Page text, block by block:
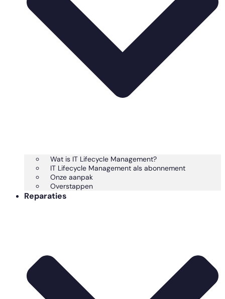
Wat is IT Lifecycle Management?
IT Lifecycle Management als abonnement
Onze aanpak
Overstappen
Reparaties